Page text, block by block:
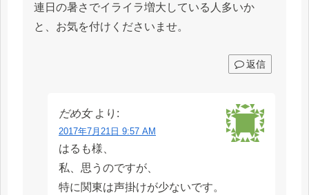
連日の暑さでイライラ増大している人多いか
と、お気を付けくださいませ。
返信
だめ女 より:
2017年7月21日 9:57 AM
はるも様、
私、思うのですが、
特に関東は声掛けが少ないです。